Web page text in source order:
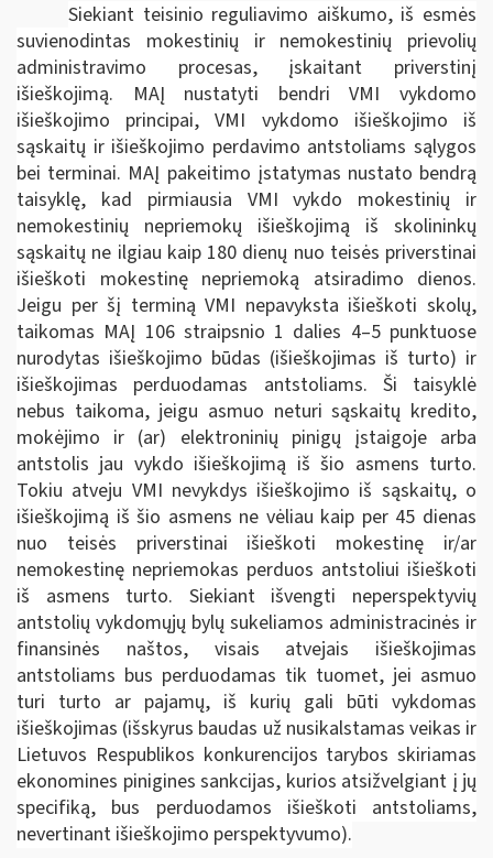
Siekiant teisinio reguliavimo aiškumo, iš esmės
suvienodintas mokestinių ir nemokestinių prievolių
administravimo procesas, įskaitant priverstinį
išieškojimą. MAĮ nustatyti bendri VMI vykdomo
išieškojimo principai, VMI vykdomo išieškojimo iš
sąskaitų ir išieškojimo perdavimo antstoliams sąlygos
bei terminai. MAĮ pakeitimo įstatymas nustato bendrą
taisyklę, kad pirmiausia VMI vykdo mokestinių ir
nemokestinių nepriemokų išieškojimą iš skolininkų
sąskaitų ne ilgiau kaip 180 dienų nuo teisės priverstinai
išieškoti mokestinę nepriemoką atsiradimo dienos.
Jeigu per šį terminą VMI nepavyksta išieškoti skolų,
taikomas MAĮ 106 straipsnio 1 dalies 4–5 punktuose
nurodytas išieškojimo būdas (išieškojimas iš turto) ir
išieškojimas perduodamas antstoliams. Ši taisyklė
nebus taikoma, jeigu asmuo neturi sąskaitų kredito,
mokėjimo ir (ar) elektroninių pinigų įstaigoje arba
antstolis jau vykdo išieškojimą iš šio asmens turto.
Tokiu atveju VMI nevykdys išieškojimo iš sąskaitų, o
išieškojimą iš šio asmens ne vėliau kaip per 45 dienas
nuo teisės priverstinai išieškoti mokestinę ir/ar
nemokestinę nepriemokas perduos antstoliui išieškoti
iš asmens turto. Siekiant išvengti neperspektyvių
antstolių vykdomųjų bylų sukeliamos administracinės ir
finansinės naštos, visais atvejais išieškojimas
antstoliams bus perduodamas tik tuomet, jei asmuo
turi turto ar pajamų, iš kurių gali būti vykdomas
išieškojimas (išskyrus baudas už nusikalstamas veikas ir
Lietuvos Respublikos konkurencijos tarybos skiriamas
ekonomines pinigines sankcijas, kurios atsižvelgiant į jų
specifiką, bus perduodamos išieškoti antstoliams,
nevertinant išieškojimo perspektyvumo).